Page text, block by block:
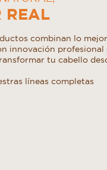
REAL
combinan lo
innovación profesional
tu cabello
líneas completas